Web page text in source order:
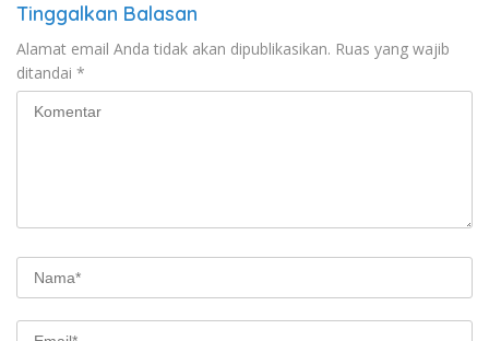
Tinggalkan Balasan
Alamat email Anda tidak akan dipublikasikan. Ruas yang wajib
ditandai *